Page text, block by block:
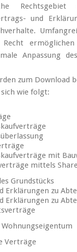
Rechtsgebiet
und
Anpassung
zum Download
wie folgt:
mit
mittels
Grundstücks
Erklärungen zu
Erklärungen zu
Verträge